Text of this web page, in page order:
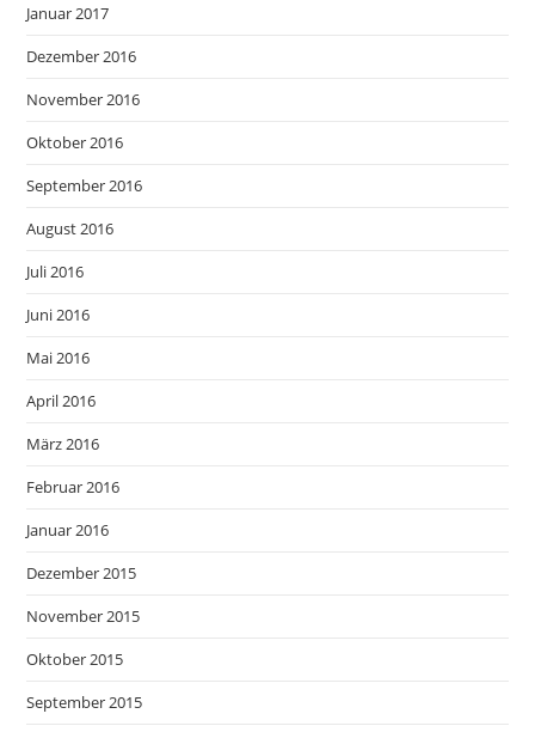
Januar 2017
Dezember 2016
November 2016
Oktober 2016
September 2016
August 2016
Juli 2016
Juni 2016
Mai 2016
April 2016
März 2016
Februar 2016
Januar 2016
Dezember 2015
November 2015
Oktober 2015
September 2015